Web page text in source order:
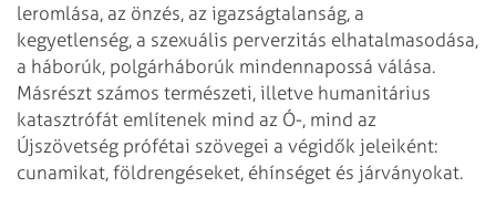
leromlása, az önzés, az igazságtalanság, a
kegyetlenség, a szexuális perverzitás elhatalmasodása,
a háborúk, polgárháborúk mindennapossá válása.
Másrészt számos természeti, illetve humanitárius
katasztrófát említenek mind az Ó-, mind az
Újszövetség prófétai szövegei a végidők jeleiként:
cunamikat, földrengéseket, éhínséget és járványokat.